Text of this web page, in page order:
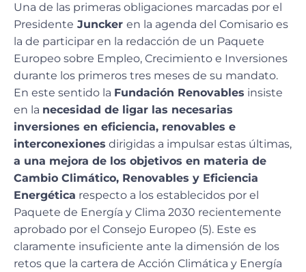
Una de las primeras obligaciones marcadas por el
Presidente Juncker en la agenda del Comisario es
la de participar en la redacción de un Paquete
Europeo sobre Empleo, Crecimiento e Inversiones
durante los primeros tres meses de su mandato.
En este sentido la Fundación Renovables insiste
en la necesidad de ligar las necesarias
inversiones en eficiencia, renovables e
interconexiones dirigidas a impulsar estas últimas,
a una mejora de los objetivos en materia de
Cambio Climático, Renovables y Eficiencia
Energética respecto a los establecidos por el
Paquete de Energía y Clima 2030 recientemente
aprobado por el Consejo Europeo (5). Este es
claramente insuficiente ante la dimensión de los
retos que la cartera de Acción Climática y Energía